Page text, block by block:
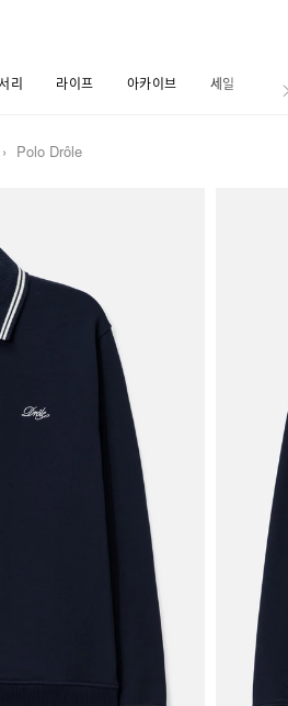
리 라이프 아카이브 세일 저널
Polo Drôle